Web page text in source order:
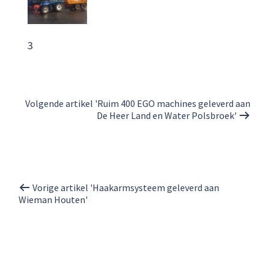
3
Volgende artikel 'Ruim 400 EGO machines geleverd aan
De Heer Land en Water Polsbroek'
Vorige artikel 'Haakarmsysteem geleverd aan
Wieman Houten'